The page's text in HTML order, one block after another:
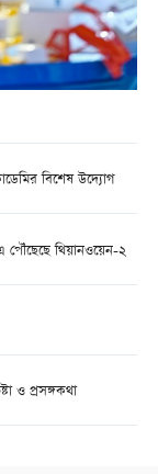
বিশেষ উদ্যোগ
পৌঁছেছে থিয়ানওয়েন-২
ও প্রসঙ্গকথা